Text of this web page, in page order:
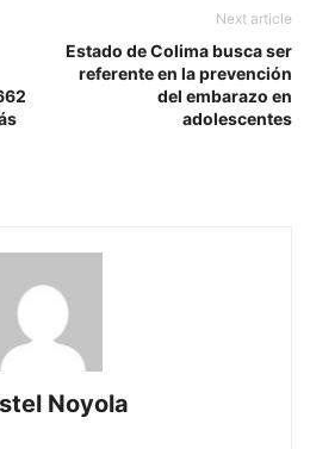
Next article
Estado de Colima busca ser
referente en la prevención
del embarazo en
adolescentes
Noyola